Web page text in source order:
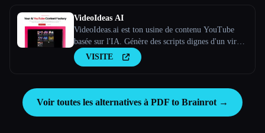
VideoIdeas AI
VideoIdeas.ai est ton usine de contenu YouTube
basée sur l'IA. Génère des scripts dignes d'un virus,
de nouvelles idées de vidéos et du contenu captivant
en quelques minutes.
VISITE
Voir toutes les alternatives à PDF to Brainrot →